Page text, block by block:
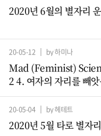
2020년 6월의 별자리
20-05-12 by 하미나
Mad (Feminist)
2 4. 여자의 자리를 빼
– 컴퓨터과학 (2)
20-05-04 by 헤테트
2020년 5월 타로 별자